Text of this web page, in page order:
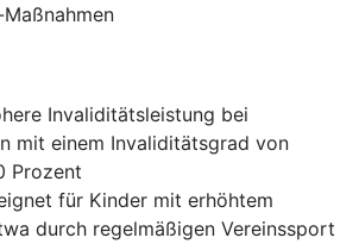
Invaliditätsleistung bei
mit einem Invaliditätsgrad von
Prozent
für Kinder mit erhöhtem
durch regelmäßigen Vereinssport